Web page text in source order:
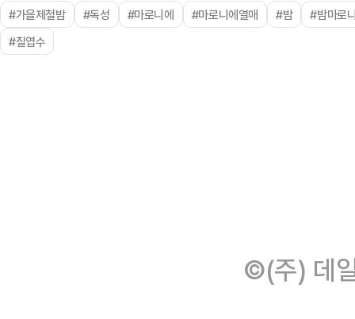
#가을제철밤 #독성 #마로니에 #마로니에열매 #밤
#밤마로
#칠엽수
©(주) 데